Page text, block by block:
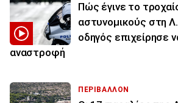
Πώς έγινε το
αστυνομικούς στη
οδηγός επιχείρησε
αναστροφή
ΠΕΡΙΒΑΛΛΟΝ